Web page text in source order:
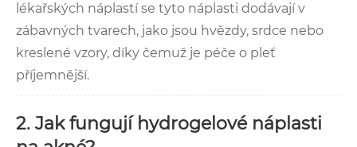
lékařských náplastí se tyto náplasti dodávají v
zábavných tvarech, jako jsou hvězdy, srdce nebo
kreslené vzory, díky čemuž je péče o pleť
příjemnější.
2. Jak fungují hydrogelové náplasti